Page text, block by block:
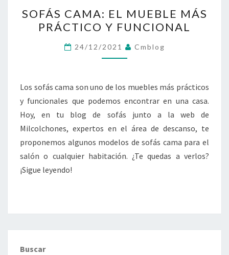
CAMA:
EL
MUEBLE
MÁS
Y
FUNCIONAL
SOFÁS CAMA: EL MUEBLE MÁS
PRÁCTICO Y FUNCIONAL
24/12/2021 Cmblog
Los sofás cama son uno de los muebles más prácticos
y funcionales que podemos encontrar en una casa.
Hoy, en tu blog de sofás junto a la web de
Milcolchones, expertos en el área de descanso, te
proponemos algunos modelos de sofás cama para el
salón o cualquier habitación. ¿Te quedas a verlos?
¡Sigue leyendo!
Buscar